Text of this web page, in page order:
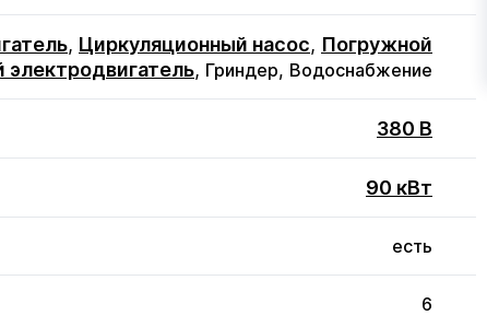
, Циркуляционный насос, Погружной
электродвигатель, Гриндер, Водоснабжение
380 В
90 кВт
есть
6